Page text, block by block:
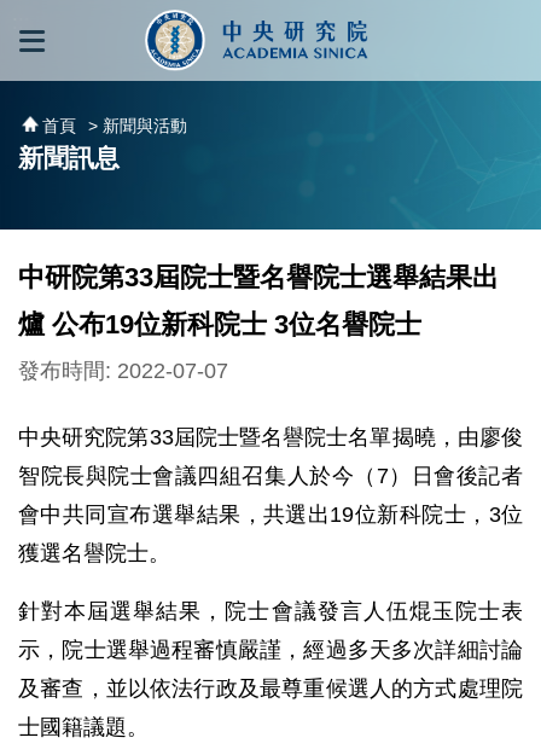
跳到主要內容區塊
首頁 > 新聞與活動
新聞訊息
中研院第33屆院士暨名譽院士選舉結果出
爐 公布19位新科院士 3位名譽院士
發布時間: 2022-07-07
中央研究院第33屆院士暨名譽院士名單揭曉，由廖俊
智院長與院士會議四組召集人於今（7）日會後記者
會中共同宣布選舉結果，共選出19位新科院士，3位
獲選名譽院士。
針對本屆選舉結果，院士會議發言人伍焜玉院士表
示，院士選舉過程審慎嚴謹，經過多天多次詳細討論
及審查，並以依法行政及最尊重候選人的方式處理院
士國籍議題。